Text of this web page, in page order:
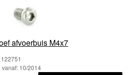
afvoerbuis M4x7
vanaf: 10/2014